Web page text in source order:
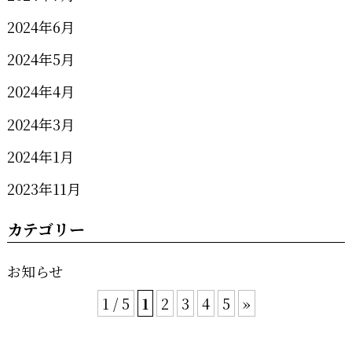
2024年6月
2024年5月
2024年4月
2024年3月
2024年1月
2023年11月
カテゴリー
お知らせ
1 / 5
1 2 3 4 5 »